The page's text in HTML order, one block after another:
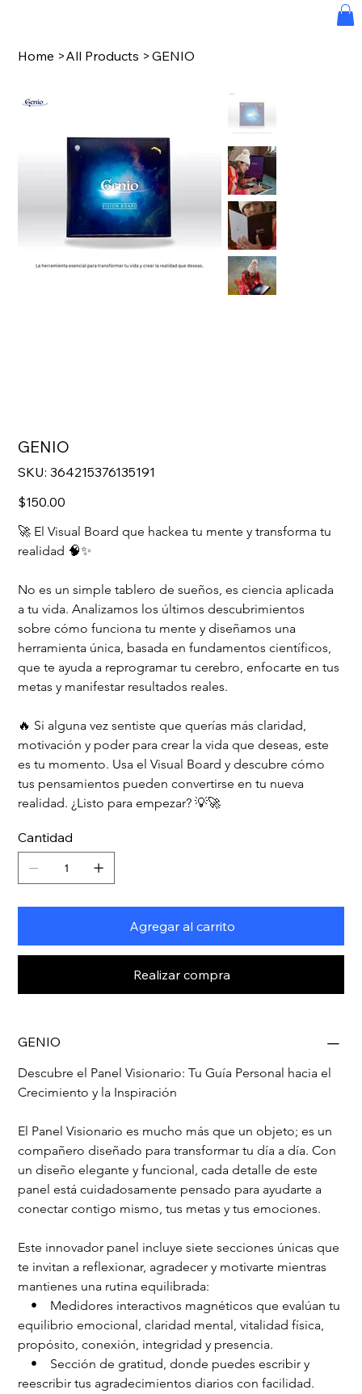
Home >All Products > GENIO
GENIO
SKU: SKU
364215376135191
364215376135191
Precio
$150.00
🚀 El Visual Board que hackea tu mente y transforma tu
realidad 🧠✨
No es un simple tablero de sueños, es ciencia aplicada
a tu vida. Analizamos los últimos descubrimientos
sobre cómo funciona tu mente y diseñamos una
herramienta única, basada en fundamentos científicos,
que te ayuda a reprogramar tu cerebro, enfocarte en tus
metas y manifestar resultados reales.
🔥 Si alguna vez sentiste que querías más claridad,
motivación y poder para crear la vida que deseas, este
es tu momento. Usa el Visual Board y descubre cómo
tus pensamientos pueden convertirse en tu nueva
realidad. ¿Listo para empezar? 💡🚀
Cantidad
Agregar al carrito
Realizar compra
GENIO
Descubre el Panel Visionario: Tu Guía Personal hacia el
Crecimiento y la Inspiración
El Panel Visionario es mucho más que un objeto; es un
compañero diseñado para transformar tu día a día. Con
un diseño elegante y funcional, cada detalle de este
panel está cuidadosamente pensado para ayudarte a
conectar contigo mismo, tus metas y tus emociones.
Este innovador panel incluye siete secciones únicas que
te invitan a reflexionar, agradecer y motivarte mientras
mantienes una rutina equilibrada:
•    Medidores interactivos magnéticos que evalúan tu
equilibrio emocional, claridad mental, vitalidad física,
propósito, conexión, integridad y presencia.
•    Sección de gratitud, donde puedes escribir y
reescribir tus agradecimientos diarios con facilidad.